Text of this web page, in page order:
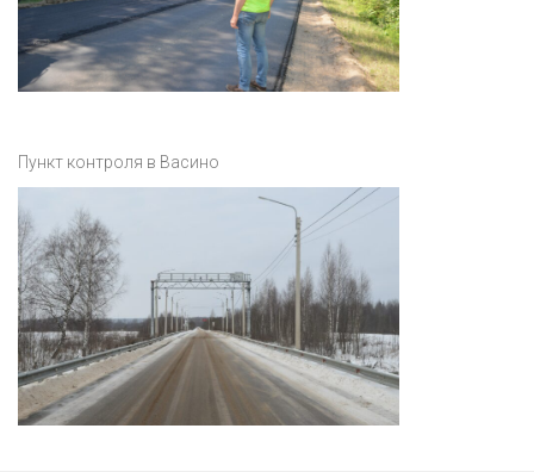
Пункт контроля в Васино